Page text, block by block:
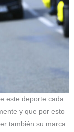
este deporte cada
y que por esto
también su marca